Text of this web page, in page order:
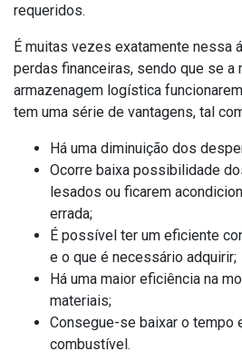
requeridos.
É muitas vezes exatamente nessa
perdas financeiras, sendo que se a
armazenagem logística
tem uma série de vantagens, tal
Há uma diminuição dos
Ocorre baixa possibilidade
lesados ou ficarem
errada;
É possível ter um eficiente
e o que é necessário adquirir;
Há uma maior eficiência na
materiais;
Consegue-se baixar o tempo
combustível.